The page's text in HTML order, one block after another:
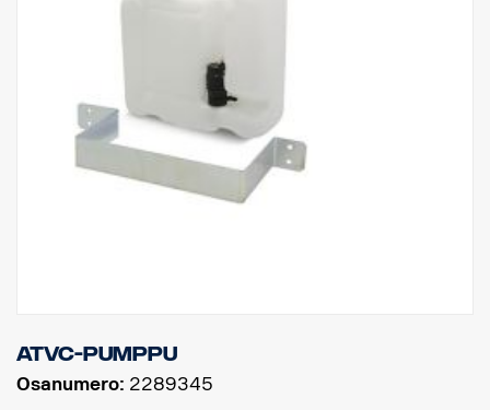
ATVC-pumppu
Osanumero: 2289345